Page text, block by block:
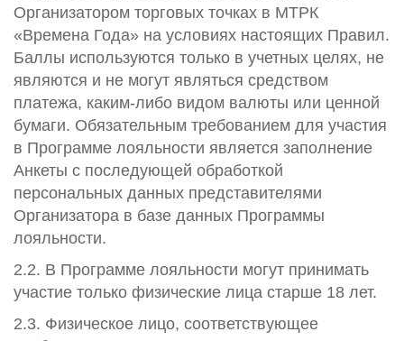
Организатором торговых точках в МТРК
«Времена Года» на условиях настоящих Правил.
Баллы используются только в учетных целях, не
являются и не могут являться средством
платежа, каким-либо видом валюты или ценной
бумаги. Обязательным требованием для участия
в Программе лояльности является заполнение
Анкеты с последующей обработкой
персональных данных представителями
Организатора в базе данных Программы
лояльности.
2.2. В Программе лояльности могут принимать
участие только физические лица старше 18 лет.
2.3. Физическое лицо, соответствующее